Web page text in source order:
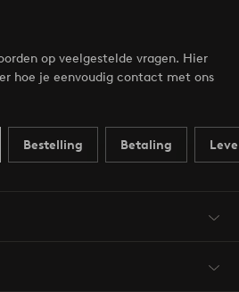
op veelgestelde vragen. Hier
hoe je eenvoudig contact met ons
Bestelling Betaling